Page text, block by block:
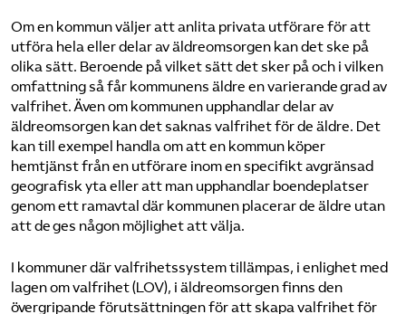
Om en kommun väljer att anlita privata utförare för att
utföra hela eller delar av äldreomsorgen kan det ske på
olika sätt. Beroende på vilket sätt det sker på och i vilken
omfattning så får kommunens äldre en varierande grad av
valfrihet. Även om kommunen upphandlar delar av
äldreomsorgen kan det saknas valfrihet för de äldre. Det
kan till exempel handla om att en kommun köper
hemtjänst från en utförare inom en specifikt avgränsad
geografisk yta eller att man upphandlar boendeplatser
genom ett ramavtal där kommunen placerar de äldre utan
att de ges någon möjlighet att välja.
I kommuner där valfrihetssystem tillämpas, i enlighet med
lagen om valfrihet (LOV), i äldreomsorgen finns den
övergripande förutsättningen för att skapa valfrihet för